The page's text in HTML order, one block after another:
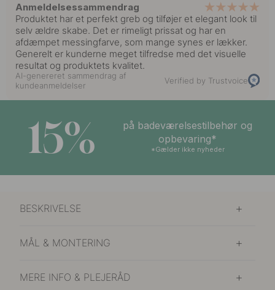
Anmeldelsessammendrag
Produktet har et perfekt greb og tilføjer et elegant look til
selv ældre skabe. Det er rimeligt prissat og har en
afdæmpet messingfarve, som mange synes er lækker.
Generelt er kunderne meget tilfredse med det visuelle
resultat og produktets kvalitet.
AI-genereret sammendrag af
kundeanmeldelser
Verified by Trustvoice
15%
på badeværelsestilbehør og
opbevaring*
*Gælder ikke nyheder
BESKRIVELSE
MÅL & MONTERING
MERE INFO & PLEJERÅD